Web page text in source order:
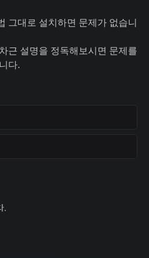
그대로 설치하면 문제가 없습니
근 설명을 정독해보시면 문제를
다.
.